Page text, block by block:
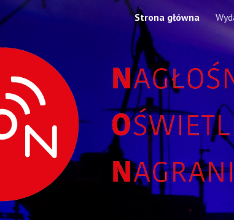
Skip to navigation
Strona główna